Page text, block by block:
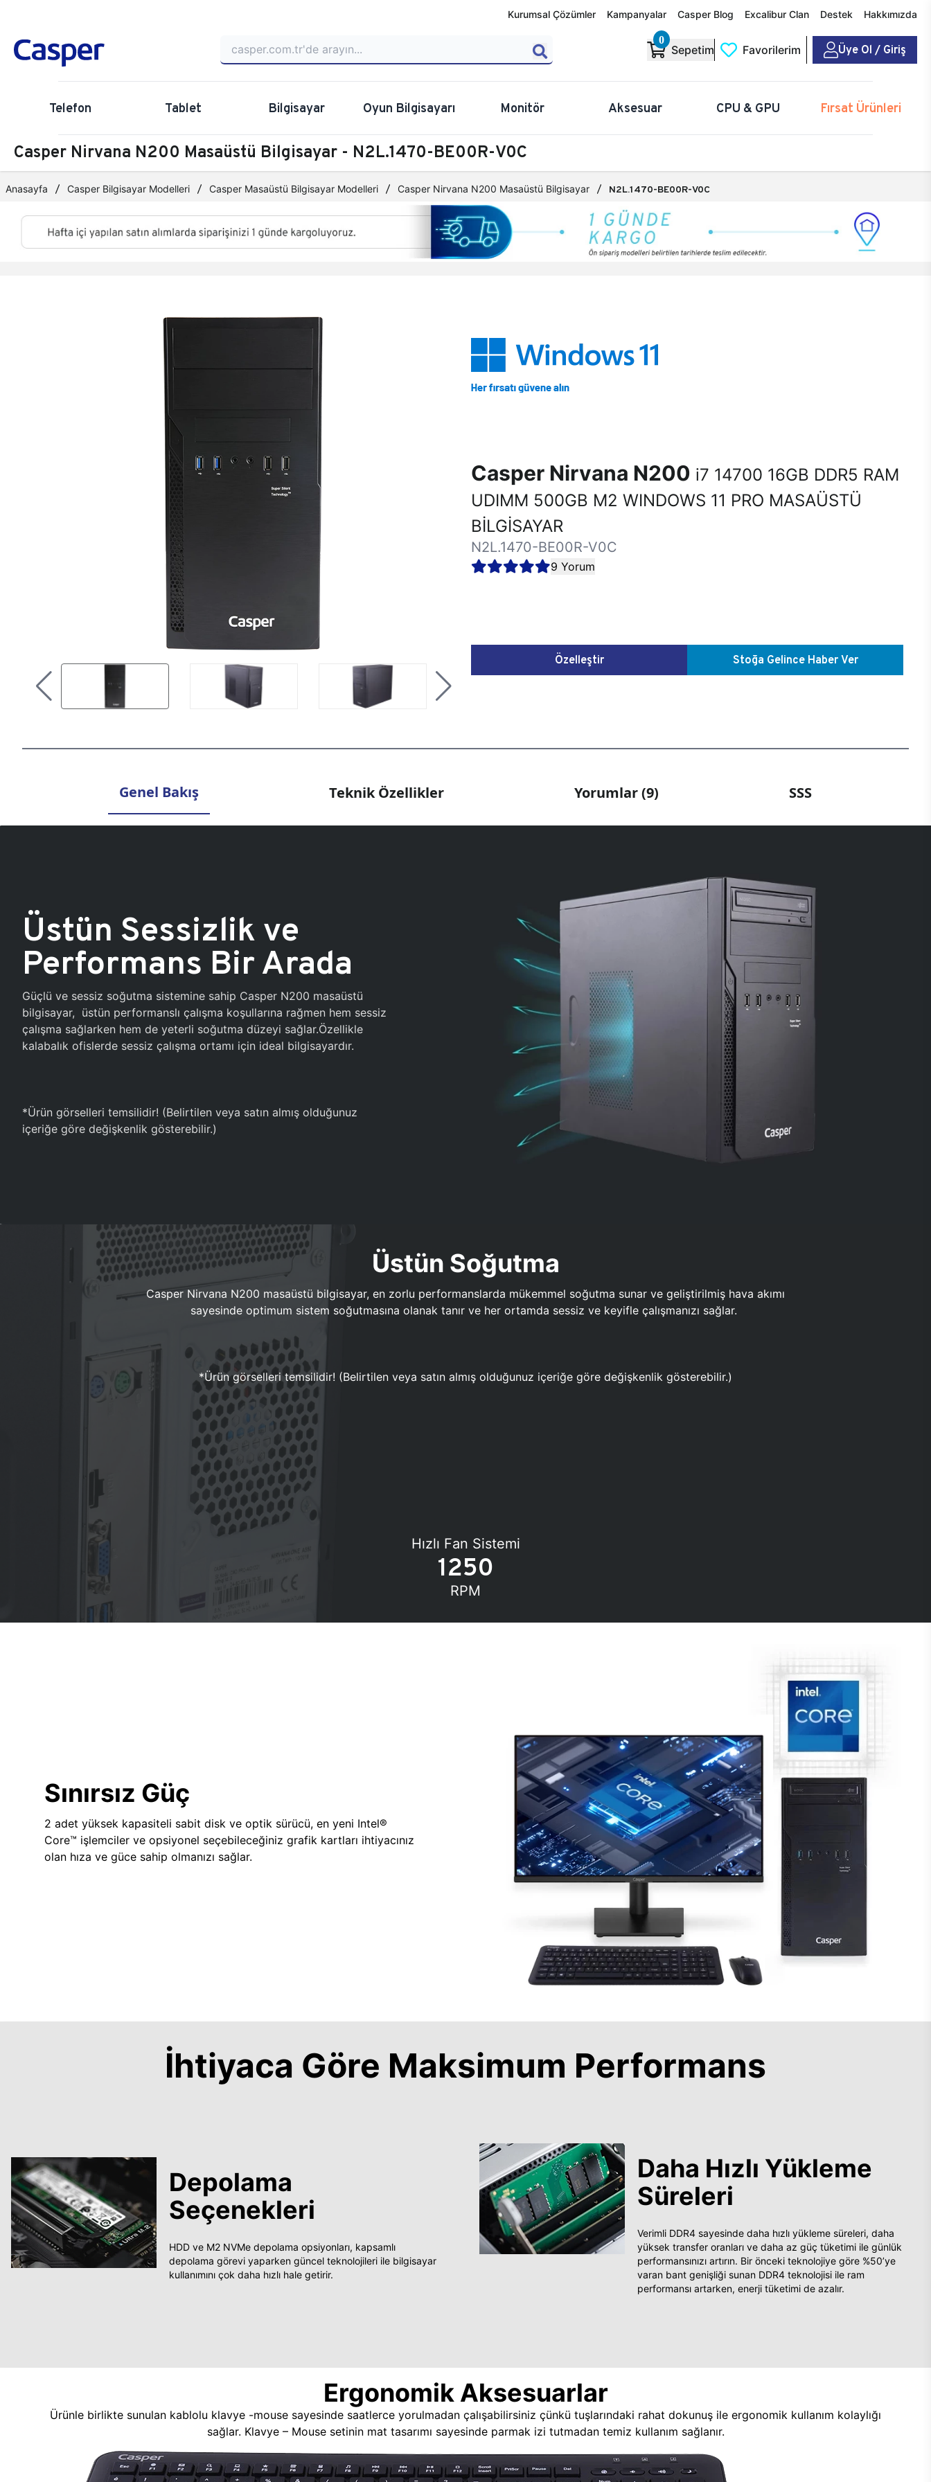
Kurumsal Çözümler Kampanyalar Casper Blog Excalibur Clan Destek Hakkımızda
0
Sepetim Favorilerim Üye Ol / Giriş
Telefon Tablet Bilgisayar Oyun Bilgisayarı Monitör Aksesuar CPU & GPU Fırsat Ürünleri
Casper Nirvana N200 Masaüstü Bilgisayar - N2L.1470-BE00R-V0C
Anasayfa Casper Bilgisayar Modelleri Casper Masaüstü Bilgisayar Modelleri Casper Nirvana N200 Masaüstü Bilgisayar N2L.1470-BE00R-V0C
Casper Nirvana N200 i7 14700 16GB DDR5 RAM
UDIMM 500GB M2 WINDOWS 11 PRO MASAÜSTÜ
BİLGİSAYAR
N2L.1470-BE00R-V0C
9 Yorum
Özelleştir Stoğa Gelince Haber Ver
Genel Bakış Teknik Özellikler Yorumlar (9) SSS
Üstün Sessizlik ve
Performans Bir Arada
Güçlü ve sessiz soğutma sistemine sahip Casper N200 masaüstü
bilgisayar, üstün performanslı çalışma koşullarına rağmen hem sessiz
çalışma sağlarken hem de yeterli soğutma düzeyi sağlar.Özellikle
kalabalık ofislerde sessiz çalışma ortamı için ideal bilgisayardır.
*Ürün görselleri temsilidir! (Belirtilen veya satın almış olduğunuz
içeriğe göre değişkenlik gösterebilir.)
Üstün Soğutma
Casper Nirvana N200 masaüstü bilgisayar, en zorlu performanslarda mükemmel soğutma sunar ve geliştirilmiş hava akımı
sayesinde optimum sistem soğutmasına olanak tanır ve her ortamda sessiz ve keyifle çalışmanızı sağlar.
*Ürün görselleri temsilidir! (Belirtilen veya satın almış olduğunuz içeriğe göre değişkenlik gösterebilir.)
Hızlı Fan Sistemi
1250
RPM
Sınırsız Güç
2 adet yüksek kapasiteli sabit disk ve optik sürücü, en yeni Intel®
Core™ işlemciler ve opsiyonel seçebileceğiniz grafik kartları ihtiyacınız
olan hıza ve güce sahip olmanızı sağlar.
İhtiyaca Göre Maksimum Performans
Depolama
Seçenekleri
HDD ve M2 NVMe depolama opsiyonları, kapsamlı
depolama görevi yaparken güncel teknolojileri ile bilgisayar
kullanımını çok daha hızlı hale getirir.
Daha Hızlı Yükleme
Süreleri
Verimli DDR4 sayesinde daha hızlı yükleme süreleri, daha
yüksek transfer oranları ve daha az güç tüketimi ile günlük
performansınızı artırın. Bir önceki teknolojiye göre %50’ye
varan bant genişliği sunan DDR4 teknolojisi ile ram
performansı artarken, enerji tüketimi de azalır.
Ergonomik Aksesuarlar
Ürünle birlikte sunulan kablolu klavye -mouse sayesinde saatlerce yorulmadan çalışabilirsiniz çünkü tuşlarındaki rahat dokunuş ile ergonomik kullanım kolaylığı
sağlar. Klavye – Mouse setinin mat tasarımı sayesinde parmak izi tutmadan temiz kullanım sağlanır.